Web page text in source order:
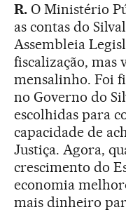
R. O Ministério
as contas do
Assembleia
fiscalização, mas
mensalinho. Foi
no Governo do
escolhidas para
capacidade de
Justiça. Agora,
crescimento do
economia
mais dinheiro